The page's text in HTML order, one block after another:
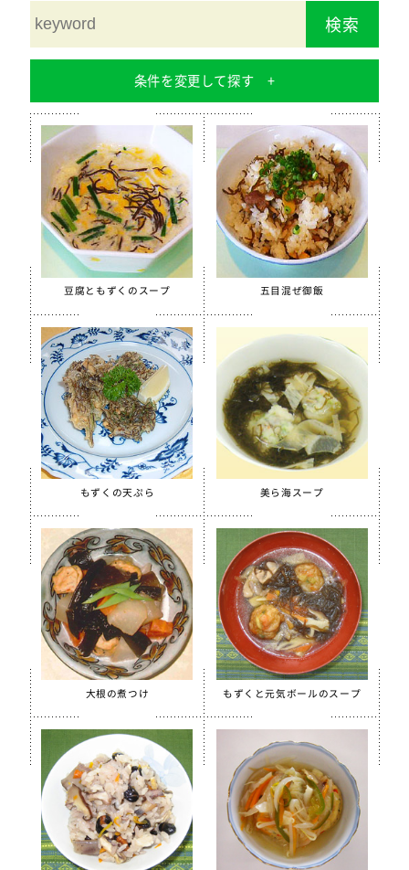
検索
条件を変更して探す
食材
栄養素
カルシウム
鉄分
食物繊維
季節・行事食
春
夏 秋
冬
行事食
郷土料理
全学栄製品
全学栄すいせん製品
全学栄 豚レバーチップ
蒸し挽き割り大豆
学校給食用カルシウム米
えごまふりかけ
【只今休売中】菜の花ふりかけ
沖縄パインゼリー
すだちゼリー
ブルーベリーゼリーCFE
北海道シュレッドチーズ
給食用 毎日骨太 MBP® ベビーチーズ
豆腐ともずくのスープ 五目混ぜ御飯
もずくの天ぷら 美ら海スープ
大根の煮つけ もずくと元気ボールのスープ